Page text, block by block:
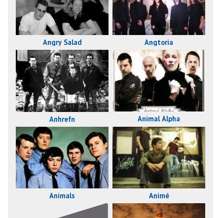
Angry Salad Angtoria
Anhrefn Animal Alpha
Animals Animé